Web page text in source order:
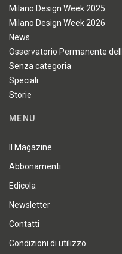
Milano Design Week 2025
Milano Design Week 2026
News
Osservatorio Permanente
Senza categoria
Speciali
Storie
MENU
Il Magazine
Abbonamenti
Edicola
Newsletter
Contatti
Condizioni di utilizzo